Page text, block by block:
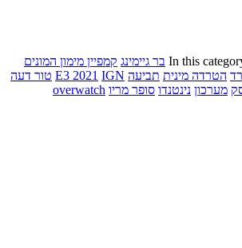
In this בר גיימינג קמפיין מימון המונים
הטרדה מינית תביעה E3 2021 IGN
טור דעה
מערכון נינטנדו סופר מריו overwatch